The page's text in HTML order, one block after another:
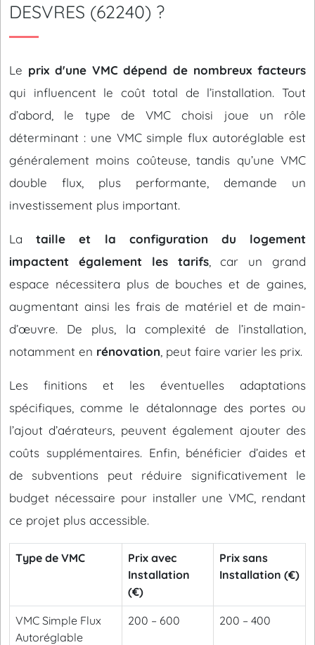
DESVRES (62240) ?
Le prix d'une VMC dépend de nombreux facteurs
qui influencent le coût total de l’installation. Tout
d’abord, le type de VMC choisi joue un rôle
déterminant : une VMC simple flux autoréglable est
généralement moins coûteuse, tandis qu’une VMC
double flux, plus performante, demande un
investissement plus important.
Lataille et la configuration du logement
impactent également les tarifs, car un grand
espace nécessitera plus de bouches et de gaines,
augmentant ainsi les frais de matériel et de main-
d’œuvre. De plus, la complexité de l’installation,
notamment en rénovation , peut faire varier les prix.
Les finitions et les éventuelles adaptations
spécifiques, comme le détalonnage des portes ou
l’ajout d’aérateurs, peuvent également ajouter des
coûts supplémentaires. Enfin, bénéficier d’aides et
de subventions peut réduire significativement le
budget nécessaire pour installer une VMC, rendant
ce projet plus accessible.
Type de VMC
Prix avec
Installation
(€)
Prix sans
Installation (€)
VMC Simple Flux
Autoréglable
200 – 600 200 – 400